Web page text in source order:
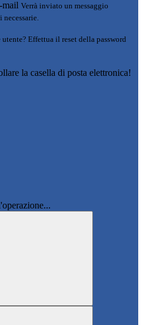
mail Verrà inviato un messaggio
Effettua il reset della password
la casella di posta elettronica!